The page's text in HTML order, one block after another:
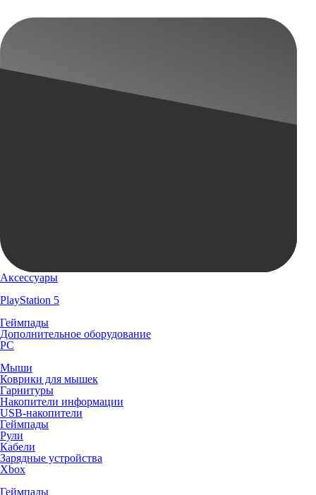
Аксессуары
PlayStation 5
Геймпады
Дополнительное оборудование
PC
Мыши
Коврики для мышек
Гарнитуры
Накопители информации
USB-накопители
Геймпады
Рули
Кабели
Зарядные устройства
Xbox
Геймпады